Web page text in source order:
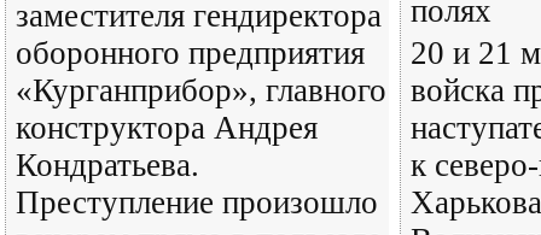
заместителя гендиректора
оборонного предприятия
«Курганприбор», главного
конструктора Андрея
Кондратьева.
Преступление произошло
полях
20 и 21
войска
к